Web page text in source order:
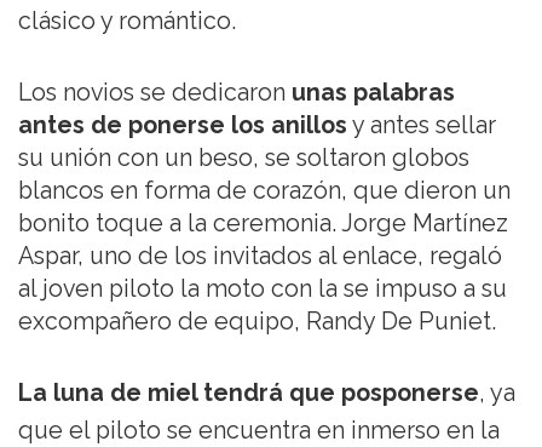
clásico y romántico.
Los novios se dedicaron unas palabras
antes de ponerse los anillos y antes sellar
su unión con un beso, se soltaron globos
blancos en forma de corazón, que dieron un
bonito toque a la ceremonia. Jorge Martínez
Aspar, uno de los invitados al enlace, regaló
al joven piloto la moto con la se impuso a su
excompañero de equipo, Randy De Puniet.
La luna de miel tendrá que posponerse, ya
que el piloto se encuentra en inmerso en la